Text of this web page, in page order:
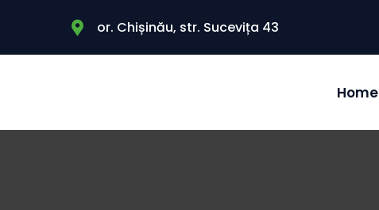
or. Chișinău, str. Sucevița 43
Home